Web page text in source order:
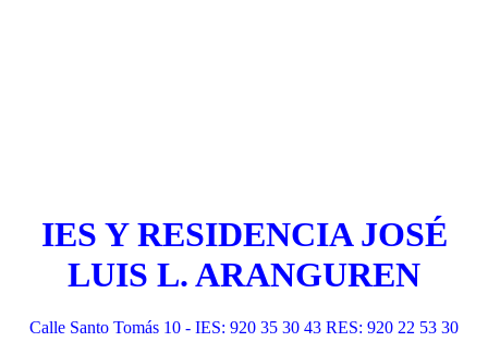
IES Y RESIDENCIA JOSÉ
LUIS L. ARANGUREN
Calle Santo Tomás 10 - IES: 920 35 30 43 RES: 920 22 53 30